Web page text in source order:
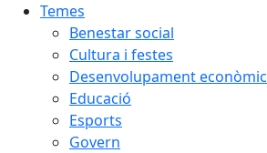
Temes
Benestar social
Cultura i festes
Desenvolupament econòmic
Educació
Esports
Govern